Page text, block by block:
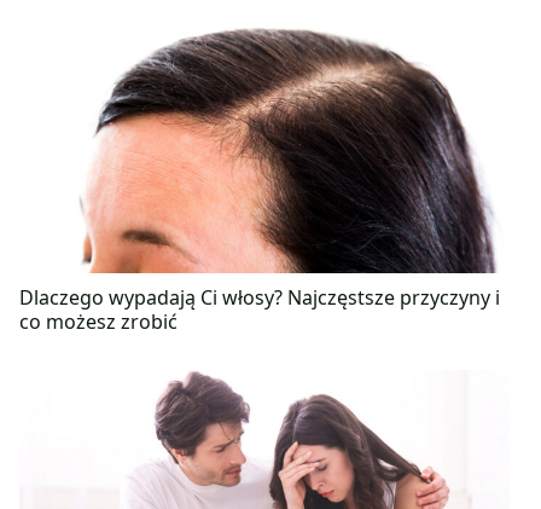
Dlaczego wypadają Ci włosy? Najczęstsze przyczyny i
co możesz zrobić